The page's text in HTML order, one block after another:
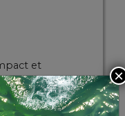
de
conçu pour
1D.
×